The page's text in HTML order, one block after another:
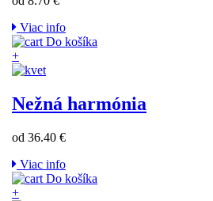
Viac info
Do košíka
+
Nežná harmónia
od 36.40 €
Viac info
Do košíka
+